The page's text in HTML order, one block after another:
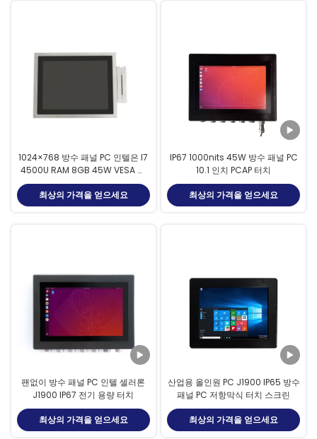
1024×768 방수 패널 PC 인텔은 I7
4500U RAM 8GB 45W VESA 장
착을 공동을 만듭니다
최상의 가격을 얻으세요
IP67 1000nits 45W 방수 패널 PC
10.1 인치 PCAP 터치
최상의 가격을 얻으세요
팬없이 방수 패널 PC 인텔 셀러론
J1900 IP67 전기 용량 터치
최상의 가격을 얻으세요
산업용 올인원 PC J1900 IP65 방수
패널 PC 저항막식 터치 스크린
최상의 가격을 얻으세요